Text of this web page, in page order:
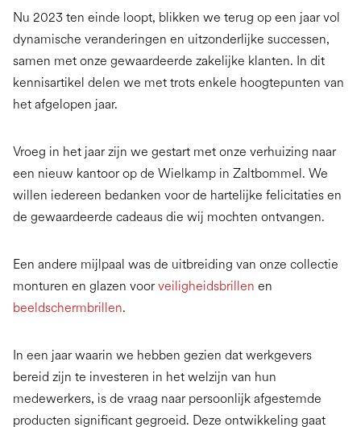
Nu 2023 ten einde loopt, blikken we terug op een jaar vol
dynamische veranderingen en uitzonderlijke successen,
samen met onze gewaardeerde zakelijke klanten. In dit
kennisartikel delen we met trots enkele hoogtepunten van
het afgelopen jaar.
Vroeg in het jaar zijn we gestart met onze verhuizing naar
een nieuw kantoor op de Wielkamp in Zaltbommel. We
willen iedereen bedanken voor de hartelijke felicitaties en
de gewaardeerde cadeaus die wij mochten ontvangen.
Een andere mijlpaal was de uitbreiding van onze collectie
monturen en glazen voorveiligheidsbrillen en
beeldschermbrillen.
In een jaar waarin we hebben gezien dat werkgevers
bereid zijn te investeren in het welzijn van hun
medewerkers, is de vraag naar persoonlijk afgestemde
producten significant gegroeid. Deze ontwikkeling gaat